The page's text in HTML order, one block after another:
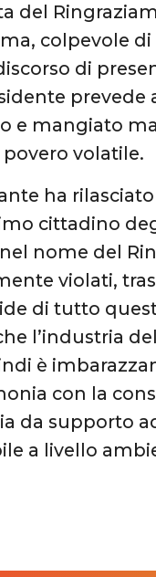
del
colpevole di
di
prevede
e mangiato
povero volatile.
ha
cittadino
nome del
violati,
di tutto
l’industria
è
con la
da supporto
a livello